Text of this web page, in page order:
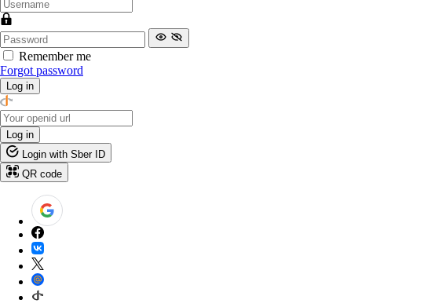
Remember me
Forgot password
Log in
Log in
Login with Sber ID
QR code